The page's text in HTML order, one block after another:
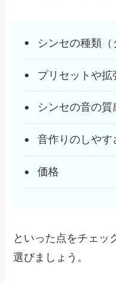
シンセの種類
プリセットや
シンセの音の質
音作りのしやす
価格
といった点をチェッ
選びましょう。